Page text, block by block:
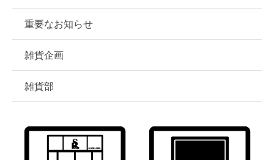
重要なお知らせ
雑貨企画
雑貨部